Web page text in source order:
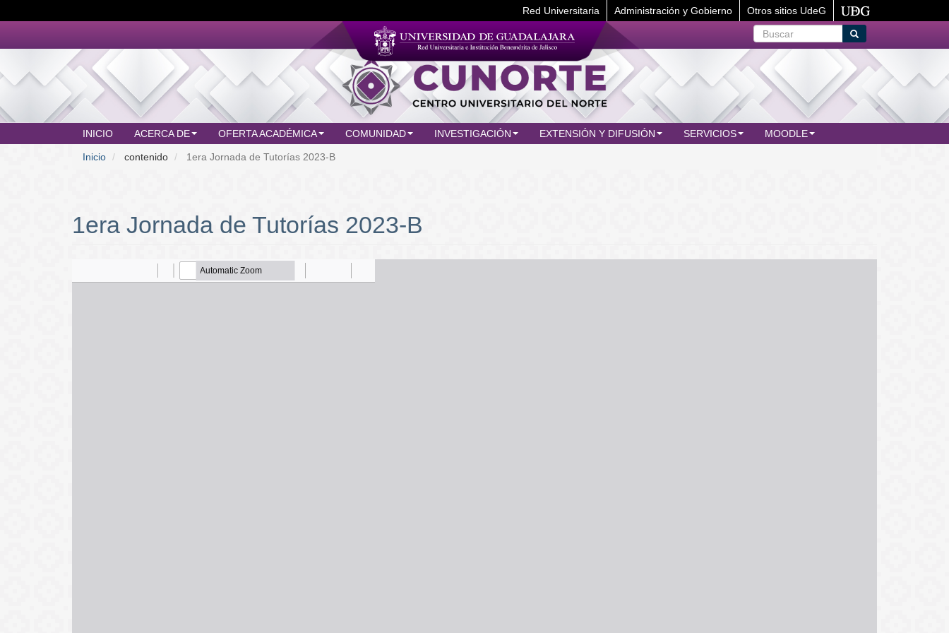
al
principal
Red Universitaria Administración y Gobierno
Otros sitios UdeG
Buscar
Buscar
MAIN
MENU
INICIO ACERCA DE OFERTA ACADÉMICA COMUNIDAD INVESTIGACIÓN EXTENSIÓN Y DIFUSIÓN SERVICIOS MOODLE
Inicio contenido 1era Jornada de Tutorías 2023-B
1era Jornada de Tutorías 2023-B